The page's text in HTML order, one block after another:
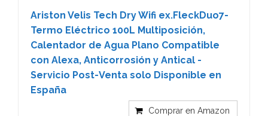
Ariston Velis Tech Dry Wifi ex.FleckDuo7-
Termo Eléctrico 100L Multiposición,
Calentador de Agua Plano Compatible
con Alexa, Anticorrosión y Antical -
Servicio Post-Venta solo Disponible en
España
Comprar en Amazon